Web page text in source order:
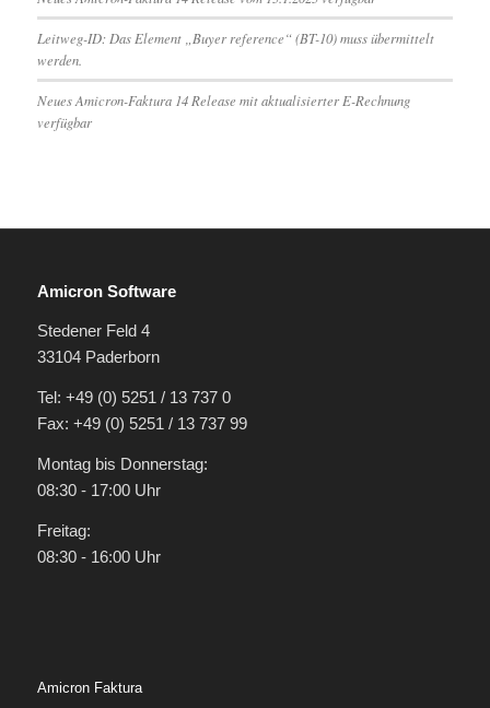
Leitweg-ID: Das Element „Buyer reference“ (BT-10) muss übermittelt
werden.
Neues Amicron-Faktura 14 Release mit aktualisierter E-Rechnung
verfügbar
Amicron Software
Stedener Feld 4
33104 Paderborn
Tel: +49 (0) 5251 / 13 737 0
Fax: +49 (0) 5251 / 13 737 99
Montag bis Donnerstag:
08:30 - 17:00 Uhr
Freitag:
08:30 - 16:00 Uhr
Amicron Faktura